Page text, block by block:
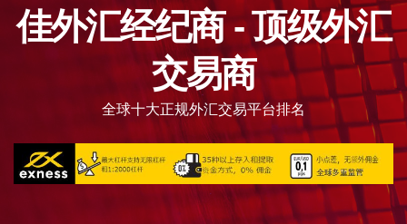
佳外汇经纪商 - 顶级外汇
交易商
全球十大正规外汇交易平台排名